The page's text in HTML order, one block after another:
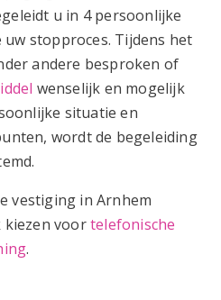
u in 4 persoonlijke
stopproces. Tijdens het
andere besproken of
wenselijk en mogelijk
situatie en
wordt de begeleiding
vestiging in Arnhem
kiezen voortelefonische
.